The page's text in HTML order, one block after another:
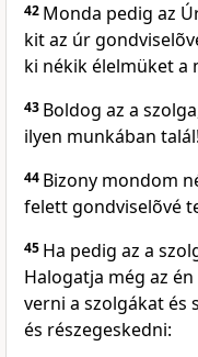
42 Monda pedig az
kit az úr
ki nékik élelmüket a
43 Boldog az a
ilyen munkában talál!
44 Bizony mondom
felett gondviselõvé
45 Ha pedig az a
Halogatja még az
verni a szolgákat és
és részegeskedni: